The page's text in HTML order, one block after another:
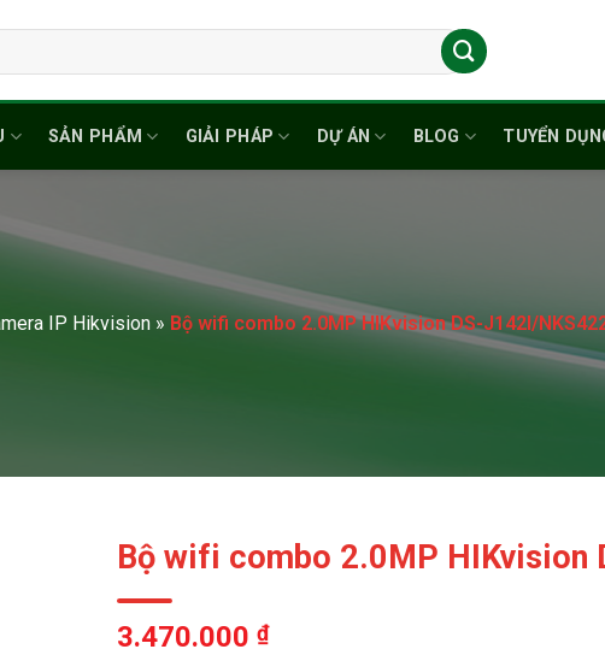
SẢN PHẨM GIẢI PHÁP DỰ ÁN BLOG TUYỂN
IP Hikvision » Bộ wifi combo 2.0MP HIKvision DS-J142I/
Bộ wifi combo 2.0MP HIKvision
3.470.000 ₫